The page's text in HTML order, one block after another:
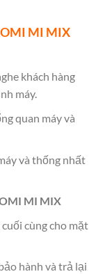
MI MIX
khách hàng
máy.
quan máy và
và thống nhất
MI MIX
cùng cho mặt
hành và trả lại